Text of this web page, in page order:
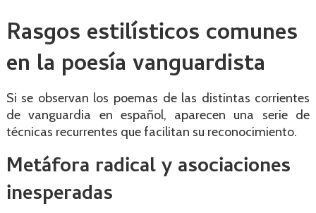
Rasgos estilísticos comunes
en la poesía vanguardista
Si se observan los poemas de las distintas corrientes
de vanguardia en español, aparecen una serie de
técnicas recurrentes que facilitan su reconocimiento.
Metáfora radical y asociaciones
inesperadas